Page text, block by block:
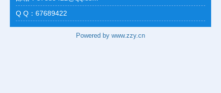
Q Q：67689422
Powered by www.zzy.cn